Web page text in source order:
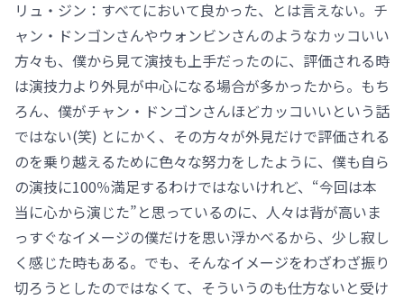
リュ・ジン：すべてにおいて良かった、とは言えない。チ
ャン・ドンゴンさんやウォンビンさんのようなカッコいい
方々も、僕から見て演技も上手だったのに、評価される時
は演技力より外見が中心になる場合が多かったから。もち
ろん、僕がチャン・ドンゴンさんほどカッコいいという話
ではない(笑) とにかく、その方々が外見だけで評価される
のを乗り越えるために色々な努力をしたように、僕も自ら
の演技に100％満足するわけではないけれど、“今回は本
当に心から演じた”と思っているのに、人々は背が高いま
っすぐなイメージの僕だけを思い浮かべるから、少し寂し
く感じた時もある。でも、そんなイメージをわざわざ振り
切ろうとしたのではなくて、そういうのも仕方ないと受け